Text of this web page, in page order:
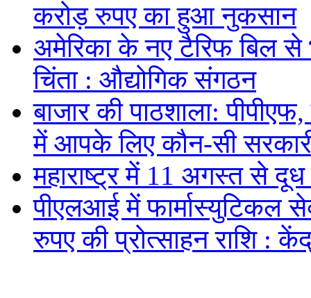
करोड़ रुपए का हुआ नुकसान
अमेरिका के नए टैरिफ बिल से
चिंता : औद्योगिक संगठन
बाजार की पाठशाला:
में आपके लिए कौन-सी
महाराष्ट्र में 11 अगस्त से
पीएलआई में फार्मास्युटिकल
रुपए की प्रोत्साहन राशि :